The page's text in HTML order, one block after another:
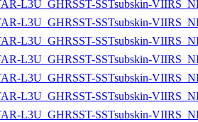
L3U_GHRSST-SSTsubskin-
L3U_GHRSST-SSTsubskin-
L3U_GHRSST-SSTsubskin-
L3U_GHRSST-SSTsubskin-
L3U_GHRSST-SSTsubskin-
L3U_GHRSST-SSTsubskin-
L3U_GHRSST-SSTsubskin-